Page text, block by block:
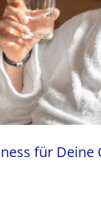
für Deine